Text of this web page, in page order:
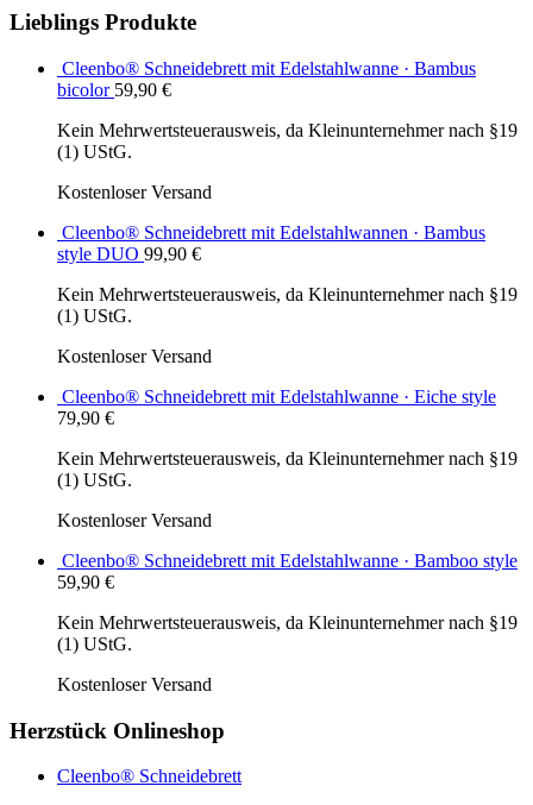
Lieblings Produkte
Cleenbo® Schneidebrett mit Edelstahlwanne · Bambus
bicolor 59,90 €
Kein Mehrwertsteuerausweis, da Kleinunternehmer nach §19
(1) UStG.
Kostenloser Versand
Cleenbo® Schneidebrett mit Edelstahlwannen · Bambus
style DUO 99,90 €
Kein Mehrwertsteuerausweis, da Kleinunternehmer nach §19
(1) UStG.
Kostenloser Versand
Cleenbo® Schneidebrett mit Edelstahlwanne · Eiche style
79,90 €
Kein Mehrwertsteuerausweis, da Kleinunternehmer nach §19
(1) UStG.
Kostenloser Versand
Cleenbo® Schneidebrett mit Edelstahlwanne · Bamboo style
59,90 €
Kein Mehrwertsteuerausweis, da Kleinunternehmer nach §19
(1) UStG.
Kostenloser Versand
Herzstück Onlineshop
Cleenbo® Schneidebrett